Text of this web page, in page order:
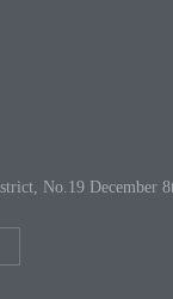
No.19 December